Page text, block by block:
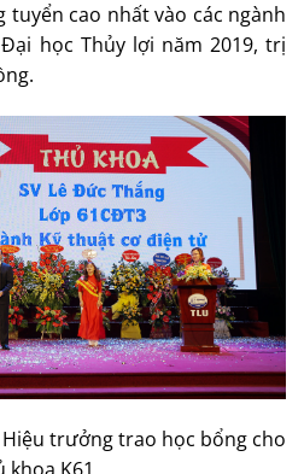
cao nhất vào các ngành
học Thủy lợi năm 2019, trị
Hiệu trưởng trao học bổng cho